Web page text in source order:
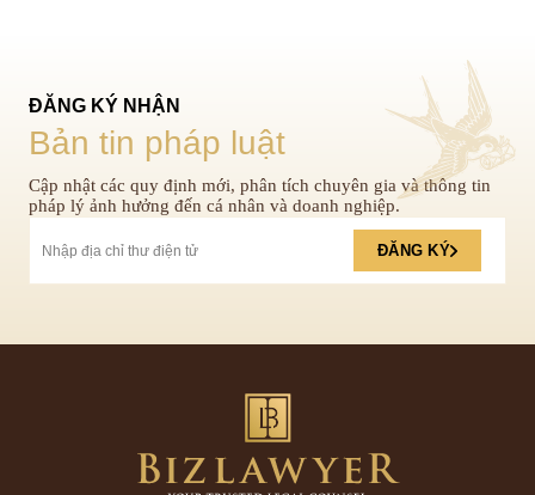
ĐĂNG KÝ NHẬN
Bản tin pháp luật
Cập nhật các quy định mới, phân tích chuyên gia và thông tin
pháp lý ảnh hưởng đến cá nhân và doanh nghiệp.
ĐĂNG KÝ